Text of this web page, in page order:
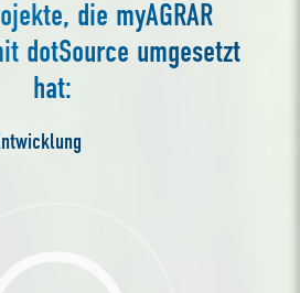
die myAGRAR
dotSource umgesetzt
hat: